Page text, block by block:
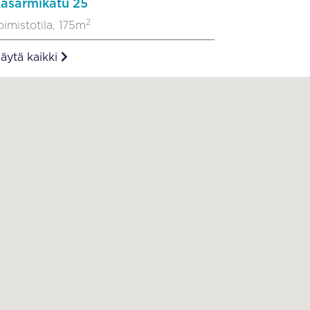
25
175m2
kaikki